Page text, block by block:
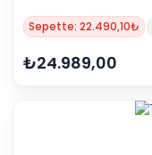
Sepette: 22.490,10₺
₺24.989,00